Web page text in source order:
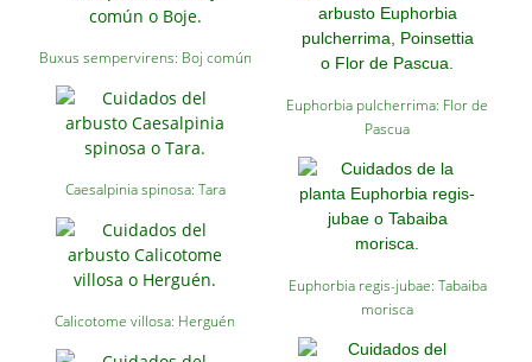
Buxus sempervirens: Boj común
Caesalpinia spinosa: Tara
Calicotome villosa: Herguén
Euphorbia pulcherrima: Flor de
Pascua
Euphorbia regis-jubae: Tabaiba
morisca